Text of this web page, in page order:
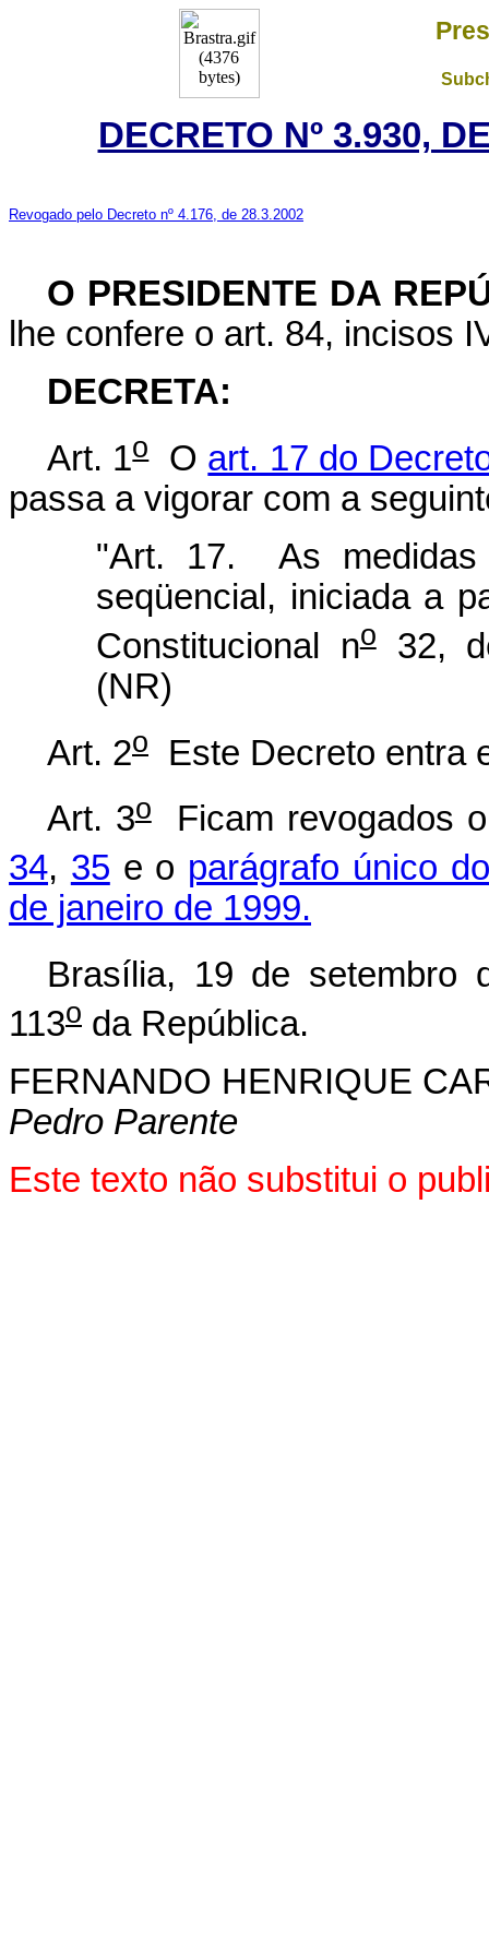
DECRETO Nº 3.930,
Revogado pelo Decreto nº 4.176, de 28.3.2002
O PRESIDENTE DA
lhe confere o art. 84, incisos
DECRETA:
Art. 1oO art. 17 do
passa a vigorar com a
"Art. 17. As medidas
seqüencial, iniciada a
Constitucional no32,
(NR)
Art. 2o
Este Decreto entra
Art. 3oFicam revogados
34, 35 e o parágrafo único
de janeiro de 1999.
Brasília, 19 de setembro
113o da República.
FERNANDO HENRIQUE
Pedro Parente
Este texto não substitui o